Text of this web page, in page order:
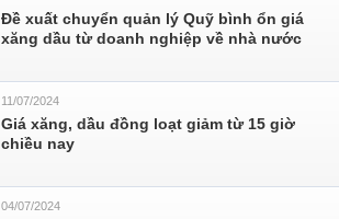
Đề xuất chuyển quản lý Quỹ bình ổn giá
xăng dầu từ doanh nghiệp về nhà nước
11/07/2024
Giá xăng, dầu đồng loạt giảm từ 15 giờ
chiều nay
04/07/2024